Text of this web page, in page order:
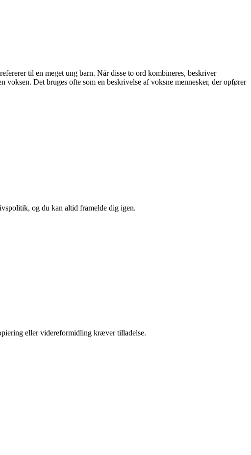
til en meget ung barn. Når disse to ord kombineres, beskriver
Det bruges ofte som en beskrivelse af voksne mennesker, der opfører
og du kan altid framelde dig igen.
eller videreformidling kræver tilladelse.